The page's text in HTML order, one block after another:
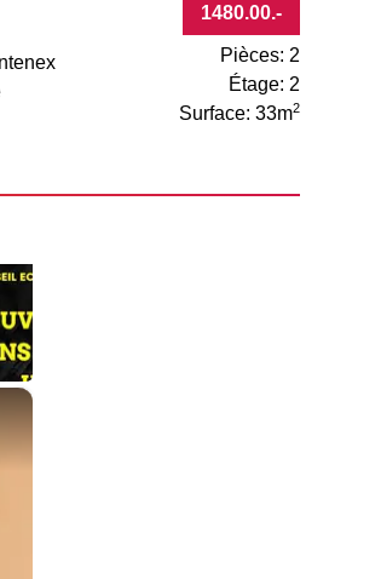
1480.00.-
Pièces: 2
Étage: 2
Surface: 33m2
×